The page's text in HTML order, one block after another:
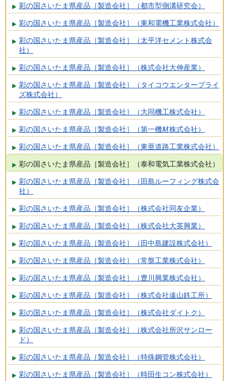
彩の国さいたま県産品［製造会社］（都市型側溝研究会）
彩の国さいたま県産品［製造会社］（東和電機工業株式会社）
彩の国さいたま県産品［製造会社］（太平洋セメント株式会
社）
彩の国さいたま県産品［製造会社］（株式会社大伸産業）
彩の国さいたま県産品［製造会社］（タイコウエンタープライ
ズ株式会社）
彩の国さいたま県産品［製造会社］（大同機工株式会社）
彩の国さいたま県産品［製造会社］（第一機材株式会社）
彩の国さいたま県産品［製造会社］（東亜道路工業株式会社）
彩の国さいたま県産品［製造会社］（泰和電気工業株式会社）
彩の国さいたま県産品［製造会社］（田島ルーフィング株式会
社）
彩の国さいたま県産品［製造会社］（株式会社同友企業）
彩の国さいたま県産品［製造会社］（株式会社大英興業）
彩の国さいたま県産品［製造会社］（田中島建設株式会社）
彩の国さいたま県産品［製造会社］（常盤工業株式会社）
彩の国さいたま県産品［製造会社］（豊川興業株式会社）
彩の国さいたま県産品［製造会社］（株式会社遠山鉄工所）
彩の国さいたま県産品［製造会社］（株式会社ダイトク）
彩の国さいたま県産品［製造会社］（株式会社所沢サンロー
ド）
彩の国さいたま県産品［製造会社］（特殊鋼管株式会社）
彩の国さいたま県産品［製造会社］（時田生コン株式会社）